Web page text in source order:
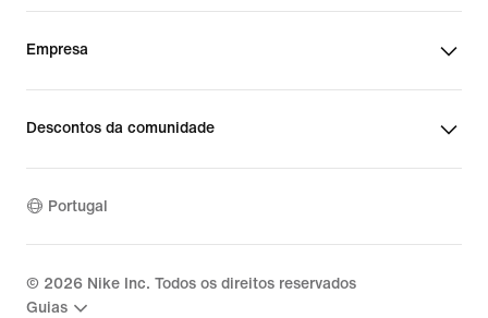
Empresa
Descontos da comunidade
Portugal
© 2026 Nike Inc. Todos os direitos reservados
Guias